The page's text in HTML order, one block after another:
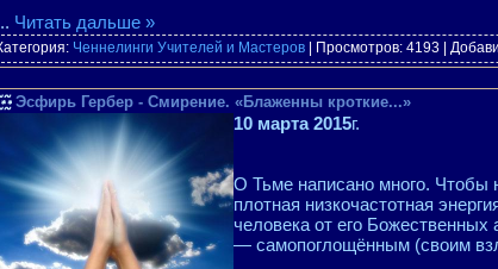
Читать дальше »
Ченнелинги Учителей и Мастеров | Просмотров: 4193 |
Эсфирь Гербер - Смирение. «Блаженны кроткие...»
10 марта 2015г.
О Тьме написано много. Чтобы
плотная низкочастотная
человека от его Божественных
— самопоглощённым (своим